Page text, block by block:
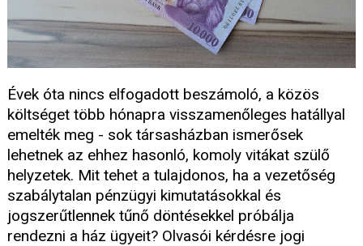
Évek óta nincs elfogadott beszámoló, a közös
költséget több hónapra visszamenőleges hatállyal
emelték meg - sok társasházban ismerősek
lehetnek az ehhez hasonló, komoly vitákat szülő
helyzetek. Mit tehet a tulajdonos, ha a vezetőség
szabálytalan pénzügyi kimutatásokkal és
jogszerűtlennek tűnő döntésekkel próbálja
rendezni a ház ügyeit? Olvasói kérdésre jogi